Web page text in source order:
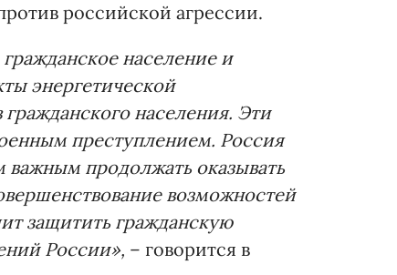
российской агрессии.
население и
энергетической
населения. Эти
преступлением. Россия
продолжать оказывать
возможностей
защитить гражданскую
России», – говорится в